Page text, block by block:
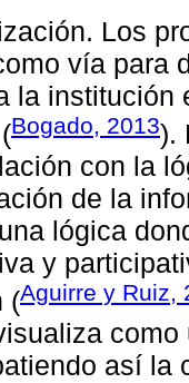
Los
vía para
la institución
Bogado, 2013).
con la
de la
lógica
y
(Aguirre y Ruiz,
así la